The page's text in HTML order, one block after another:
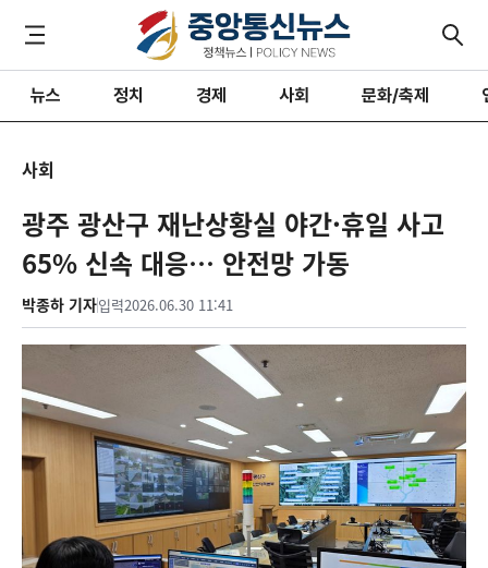
뉴스 정치 경제 사회 문화/축제
사회
광주 광산구 재난상황실 야간·휴일 사고
65% 신속 대응… 안전망 가동
박종하 기자입력2026.06.30 11:41